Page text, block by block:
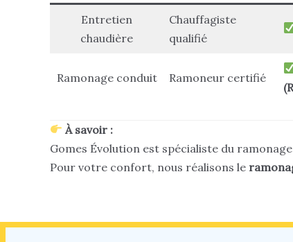
Entretien
chaudière
Chauffagiste
qualifié
Ramonage conduit Ramoneur certifié
À savoir :
Gomes Évolution est spécialiste du
Pour votre confort, nous réalisons le